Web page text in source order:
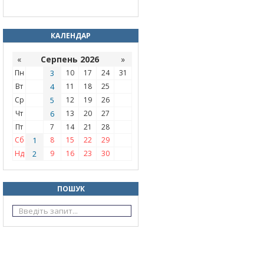
КАЛЕНДАР
« Серпень 2026 »
Пн 3 10 17 24
31
Вт
4 11 18
25
Ср
5 12 19
26
Чт
6 13 20
27
Пт
7 14 21
28
Сб
1 8 15 22
29
Нд
2 9 16 23 30
ПОШУК